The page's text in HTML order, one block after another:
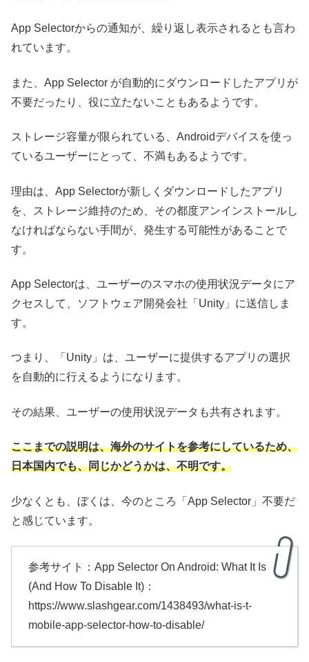
App Selectorからの通知が、繰り返し表示されるとも言わ
れています。
また、App Selector が自動的にダウンロードしたアプリが
不要だったり、役に立たないこともあるようです。
ストレージ容量が限られている、Androidデバイスを使っ
ているユーザーにとって、不満もあるようです。
理由は、App Selectorが新しくダウンロードしたアプリ
を、ストレージ維持のため、その都度アンインストールし
なければならない手間が、発生する可能性があることで
す。
App Selectorは、ユーザーのスマホの使用状況データにア
クセスして、ソフトウェア開発会社「Unity」に送信しま
す。
つまり、「Unity」は、ユーザーに提供するアプリの選択
を自動的に行えるようになります。
その結果、ユーザーの使用状況データも共有されます。
ここまでの説明は、海外のサイトを参考にしているため、
日本国内でも、同じかどうかは、不明です。
少なくとも、ぼくは、今のところ「App Selector」不要だ
と感じています。
参考サイト：App Selector On Android: What It Is
(And How To Disable It)：
https://www.slashgear.com/1438493/what-is-t-
mobile-app-selector-how-to-disable/